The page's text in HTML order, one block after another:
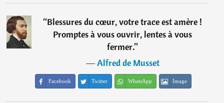
“Blessures du cœur, votre trace est amère !
Promptes à vous ouvrir, lentes à vous
fermer.”
―Alfred de Musset
Facebook Twitter WhatsApp Image